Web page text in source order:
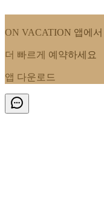
ON VACATION 앱에서
더 빠르게 예약하세요
앱 다운로드